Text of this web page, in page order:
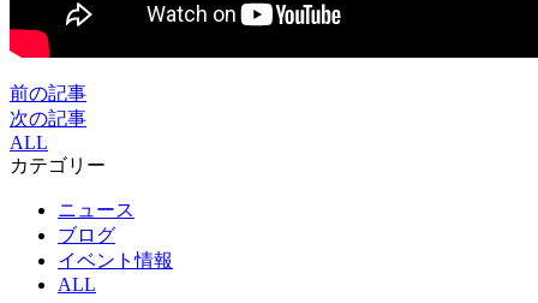
前の記事
次の記事
ALL
カテゴリー
ニュース
ブログ
イベント情報
ALL